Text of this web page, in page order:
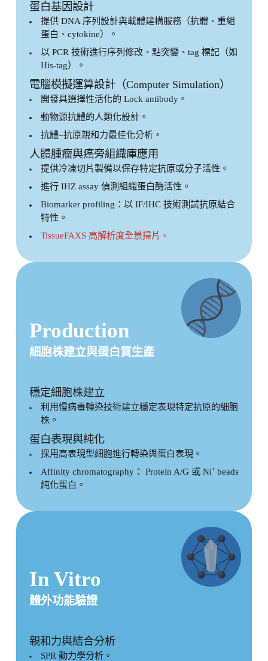
蛋白基因設計
提供 DNA 序列設計與載體建構服務（抗體、重組
蛋白、cytokine）。
以 PCR 技術進行序列修改、點突變、tag 標記（如
His-tag）。
電腦模擬運算設計（Computer Simulation）
開發具選擇性活化的 Lock antibody。
動物源抗體的人類化設計。
抗體–抗原親和力最佳化分析。
人體腫瘤與癌旁組織庫應用
提供冷凍切片製備以保存特定抗原或分子活性。
進行 IHZ assay 偵測組織蛋白酶活性。
Biomarker profiling：以 IF/IHC 技術測試抗原結合
特性。
TissueFAXS 高解析度全景掃片。
Production
細胞株建立與蛋白質生產
穩定細胞株建立
利用慢病毒轉染技術建立穩定表現特定抗原的細胞
株。
蛋白表現與純化
採用高表現型細胞進行轉染與蛋白表現。
Affinity chromatography： Protein A/G 或 Ni⁺ beads
純化蛋白。
In Vitro
體外功能驗證
親和力與結合分析
SPR 動力學分析。